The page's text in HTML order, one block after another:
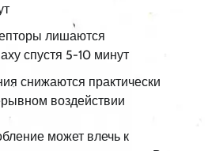
лишаются
спустя 5-10 минут
снижаются практически
воздействии
может влечь к